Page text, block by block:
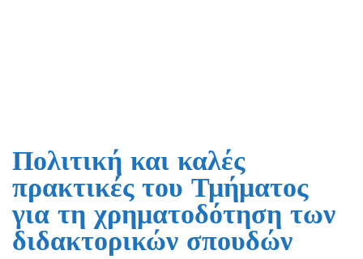
Πολιτική και καλές
πρακτικές του Τμήματος
για τη χρηματοδότηση των
διδακτορικών σπουδών